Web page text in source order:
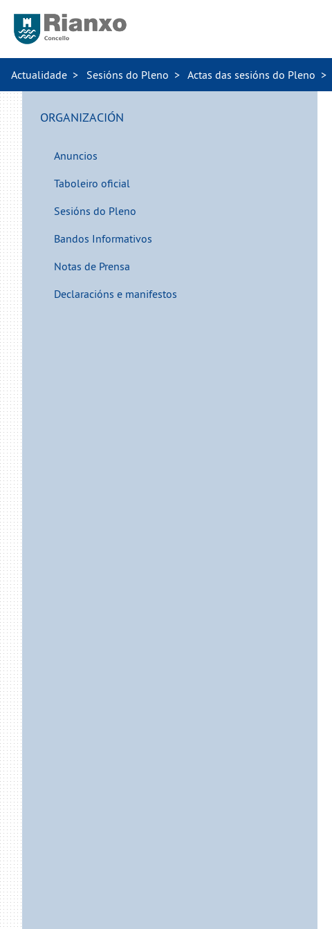
Actualidade Sesións do Pleno Actas das sesións do Pleno
ORGANIZACIÓN
Anuncios
Taboleiro oficial
Sesións do Pleno
Bandos Informativos
Notas de Prensa
Declaracións e manifestos